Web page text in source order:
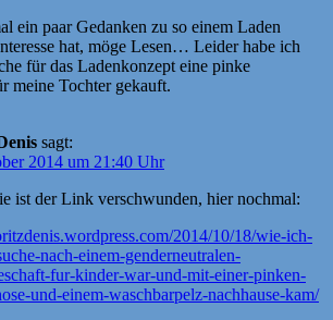
ein paar Gedanken zu so einem Laden
hat, möge Lesen… Leider habe ich
für das Ladenkonzept eine pinke
meine Tochter gekauft.
sagt:
2014 um 21:40 Uhr
ist der Link verschwunden, hier nochmal:
2014/10/18/wie-ich-
nach-einem-genderneutralen-
fur-kinder-war-und-mit-einer-pinken-
und-einem-waschbarpelz-nachhause-kam/